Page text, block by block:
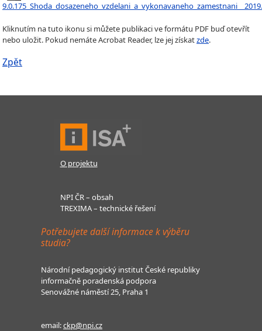
Kliknutím na tuto ikonu si můžete publikaci ve formátu PDF buď otevřít
nebo uložit. Pokud nemáte Acrobat Reader, lze jej získatzde.
Zpět
O projektu
NPI ČR – obsah
TREXIMA – technické řešení
Potřebujete další informace k výběru
studia?
Národní pedagogický institut České republiky
informačně poradenská podpora
Senovážné náměstí 25, Praha 1
email:ckp@npi.cz